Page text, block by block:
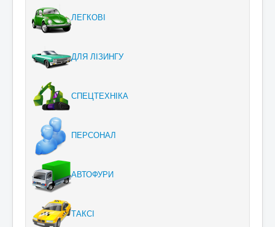
ЛЕГКОВІ
ДЛЯ ЛІЗИНГУ
СПЕЦТЕХНІКА
ПЕРСОНАЛ
АВТОФУРИ
ТАКСІ